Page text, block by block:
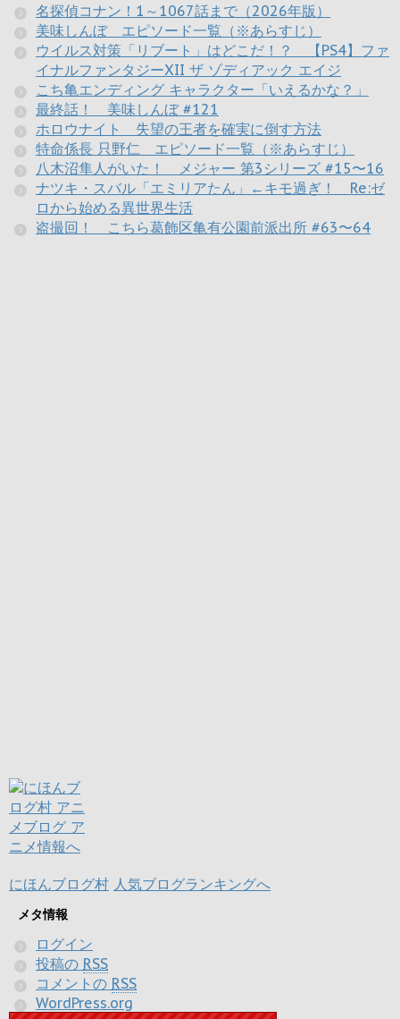
名探偵コナン！1～1067話まで（2026年版）
美味しんぼ エピソード一覧（※あらすじ）
ウイルス対策「リブート」はどこだ！？ 【PS4】ファ
イナルファンタジーXII ザ ゾディアック エイジ
こち亀エンディング キャラクター「いえるかな？」
最終話！ 美味しんぼ #121
ホロウナイト 失望の王者を確実に倒す方法
特命係長 只野仁 エピソード一覧（※あらすじ）
八木沼隼人がいた！ メジャー 第3シリーズ #15〜16
ナツキ・スバル「エミリアたん」←キモ過ぎ！ Re:ゼ
ロから始める異世界生活
盗撮回！ こちら葛飾区亀有公園前派出所 #63〜64
にほんブログ村 人気ブログランキングへ
メタ情報
ログイン
投稿の RSS
コメントの RSS
WordPress.org